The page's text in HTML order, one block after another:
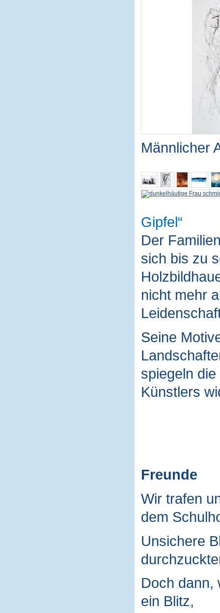
Männlicher
Gipfel
Der
sich bis zu
nicht mehr
Seine
spiegeln
Künstlers
Freunde
Wir trafen
dem
Unsichere
Doch dann,
ein Blitz,